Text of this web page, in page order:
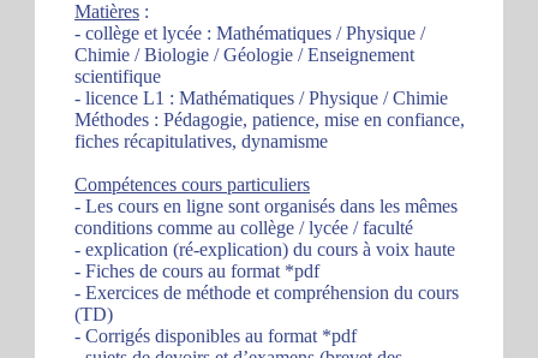
Matières :
- collège et lycée : Mathématiques / Physique /
Chimie / Biologie / Géologie / Enseignement
scientifique
- licence L1 : Mathématiques / Physique / Chimie
Méthodes : Pédagogie, patience, mise en confiance,
fiches récapitulatives, dynamisme
Compétences cours particuliers
- Les cours en ligne sont organisés dans les mêmes
conditions comme au collège / lycée / faculté
- explication (ré-explication) du cours à voix haute
- Fiches de cours au format *pdf
- Exercices de méthode et compréhension du cours
(TD)
- Corrigés disponibles au format *pdf